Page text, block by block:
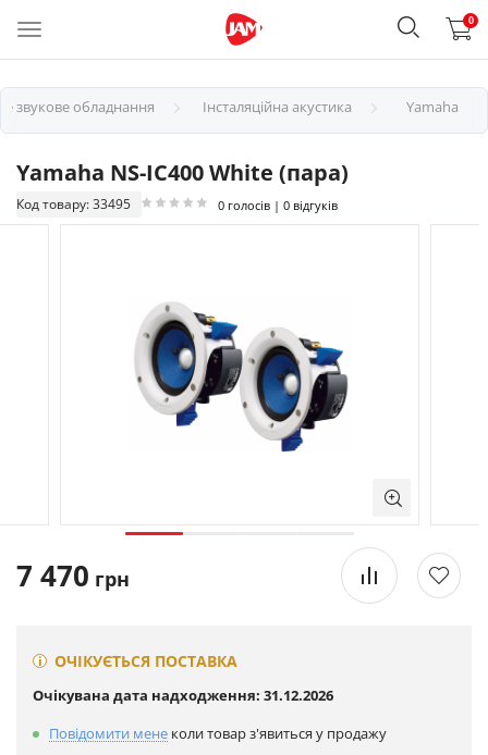
0
звукове обладнання Інсталяційна акустика Yamaha
Yamaha NS-IC400 White (пара)
Код товару: 33495 0 голосів | 0 відгуків
7 470 грн
ОЧІКУЄТЬСЯ ПОСТАВКА
Очікувана дата надходження: 31.12.2026
Повідомити мене коли товар з'явиться у продажу